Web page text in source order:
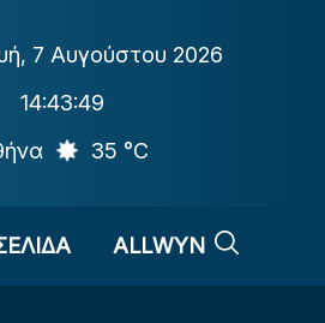
, 7 Αυγούστου 2026
14:43:49
35 °C
ALLWYN